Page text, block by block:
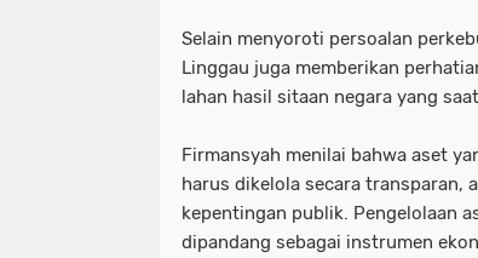
Selain menyoroti persoalan
Linggau juga memberikan
lahan hasil sitaan negara yang
Firmansyah menilai bahwa aset
harus dikelola secara transparan,
kepentingan publik. Pengelolaan
dipandang sebagai instrumen